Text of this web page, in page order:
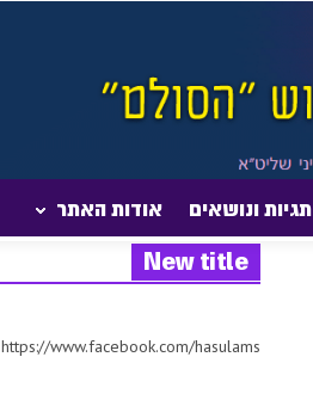
תגיות ונושאים אודות האתר
New title
https://www.facebook.com/hasulams